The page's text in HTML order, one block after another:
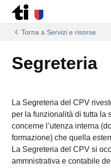
Vai al contenuto della pagina
Vai al piè di pagina
Torna a Servizi e risorse
Segreteria
La Segreteria del CPV
per la funzionalità di tutta la
concerne l’utenza interna
formazione) che quella
La Segreteria del CPV si
ammnistrativa e contabile